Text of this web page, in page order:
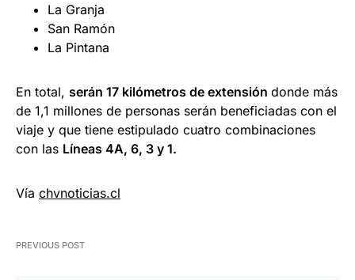
La Granja
San Ramón
La Pintana
En total, serán 17 kilómetros de extensión donde más
de 1,1 millones de personas serán beneficiadas con el
viaje y que tiene estipulado cuatro combinaciones
con las Líneas 4A, 6, 3 y 1.
Vía chvnoticias.cl
PREVIOUS POST